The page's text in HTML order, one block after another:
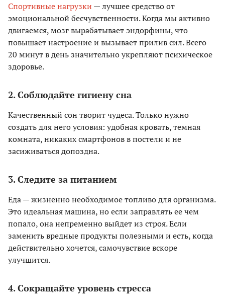
Спортивные нагрузки — лучшее средство от
эмоциональной бесчувственности. Когда мы активно
двигаемся, мозг вырабатывает эндорфины, что
повышает настроение и вызывает прилив сил. Всего
20 минут в день значительно укрепляют психическое
здоровье.
2. Соблюдайте гигиену сна
Качественный сон творит чудеса. Только нужно
создать для него условия: удобная кровать, темная
комната, никаких смартфонов в постели и не
засиживаться допоздна.
3. Следите за питанием
Еда — жизненно необходимое топливо для организма.
Это идеальная машина, но если заправлять ее чем
попало, она непременно выйдет из строя. Если
заменить вредные продукты полезными и есть, когда
действительно хочется, самочувствие вскоре
улучшится.
4. Сокращайте уровень стресса